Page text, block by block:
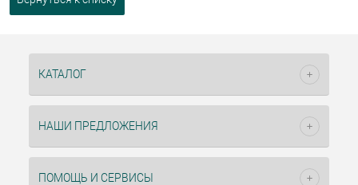
КАТАЛОГ
НАШИ ПРЕДЛОЖЕНИЯ
ПОМОЩЬ И СЕРВИСЫ